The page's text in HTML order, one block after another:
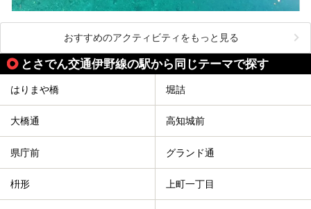
おすすめのアクティビティをもっと見る
とさでん交通伊野線の駅から同じテーマで探す
はりまや橋 堀詰
大橋通 高知城前
県庁前 グランド通
枡形 上町一丁目